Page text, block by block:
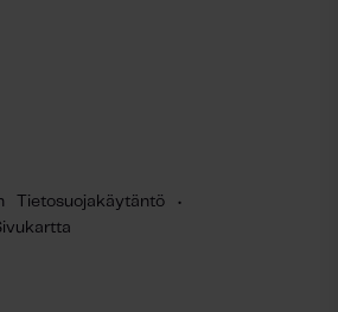
Tietosuojakäytäntö
•